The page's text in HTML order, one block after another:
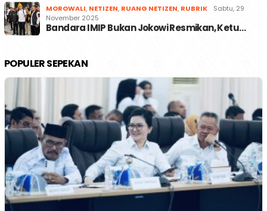
MOROWALI, NETIZEN, RUANG NETIZEN, RUBRIK
Sabtu, 29
November 2025
Bandara IMIP Bukan Jokowi Resmikan, Ketu…
POPULER SEPEKAN